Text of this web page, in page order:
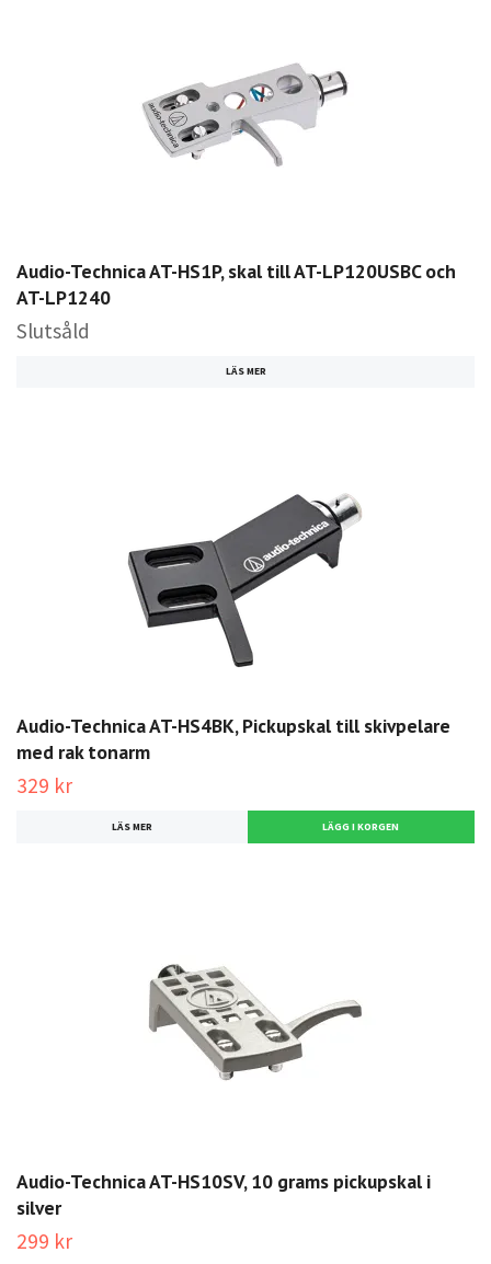
Audio-Technica AT-HS1P, skal till AT-LP120USBC och
AT-LP1240
Slutsåld
LÄS MER
Audio-Technica AT-HS4BK, Pickupskal till skivpelare
med rak tonarm
329 kr
LÄS MER
Audio-Technica AT-HS10SV, 10 grams pickupskal i
silver
299 kr